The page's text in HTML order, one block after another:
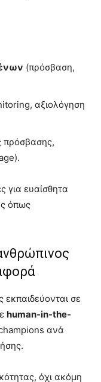
(πρόσβαση,
αξιολόγηση
πρόσβασης,
για ευαίσθητα
όπως
εκπαιδεύονται σε
human-in-the-
ανά
όχι ακόμη